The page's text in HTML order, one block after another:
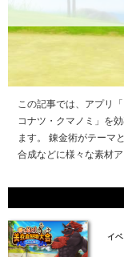
この記事では、アプリ
コナツ・クマノミ」を
ます。 錬金術がテーマ
合成などに様々な素材
イ